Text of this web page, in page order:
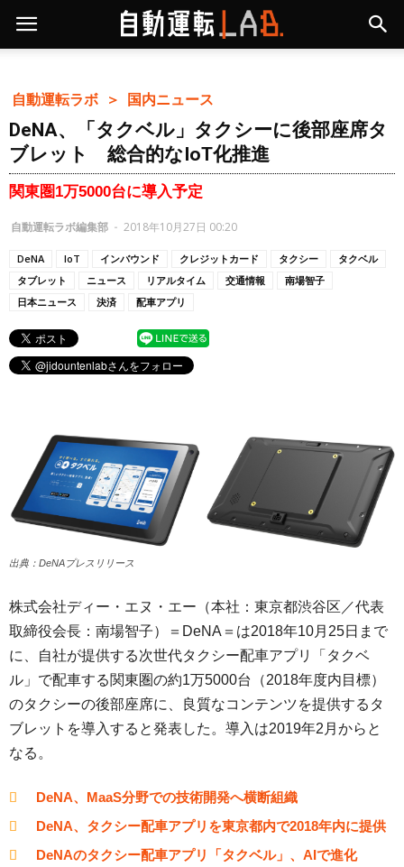
自動運転ラボ ＞ 国内ニュース
DeNA、「タクベル」タクシーに後部座席タ
ブレット 総合的なIoT化推進
関東圏1万5000台に導入予定
自動運転ラボ編集部 - 2018年10月27日 00:20
DeNA IoT インバウンド クレジットカード タクシー
タクベル
タブレット
ニュース リアルタイム 交通情報
南場智子
日本ニュース
決済 配車アプリ
出典：DeNAプレスリリース
株式会社ディー・エヌ・エー（本社：東京都渋谷区／代表
取締役会長：南場智子）＝DeNA＝は2018年10月25日まで
に、自社が提供する次世代タクシー配車アプリ「タクベ
ル」で配車する関東圏の約1万5000台（2018年度内目標）
のタクシーの後部座席に、良質なコンテンツを提供するタ
ブレットを導入すると発表した。導入は2019年2月からと
なる。
DeNA、MaaS分野での技術開発へ横断組織
DeNA、タクシー配車アプリを東京都内で2018年内に提供
DeNAのタクシー配車アプリ「タクベル」、AIで進化